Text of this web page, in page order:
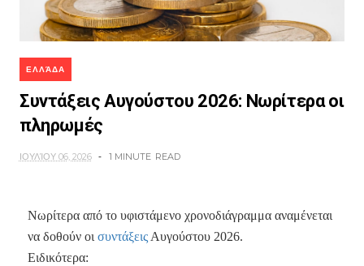
ΕΛΛΆΔΑ
Συντάξεις Αυγούστου 2026: Νωρίτερα οι
πληρωμές
ΙΟΥΛΊΟΥ 06, 2026 1 MINUTE READ
Νωρίτερα από το υφιστάμενο χρονοδιάγραμμα αναμένεται
να δοθούν οισυντάξειςΑυγούστου 2026.
Ειδικότερα: